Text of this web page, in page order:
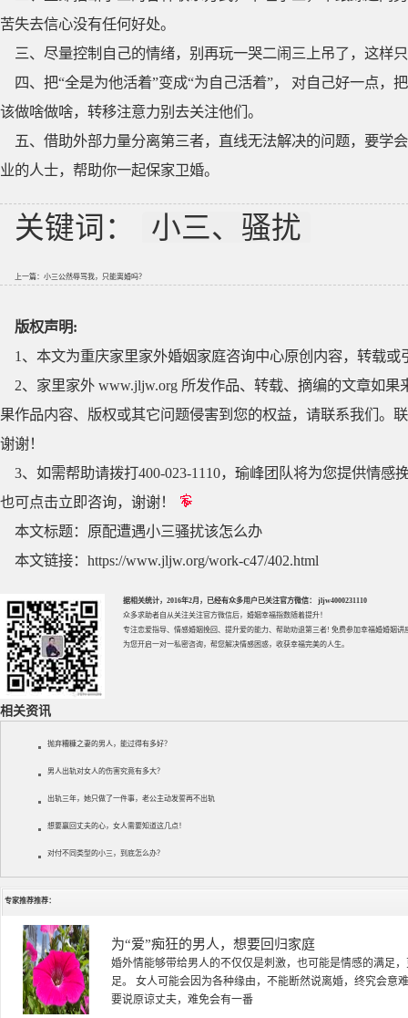
苦失去信心没有任何好处。
三、尽量控制自己的情绪，别再玩一哭二闹三上吊了，这样
四、把“全是为他活着”变成“为自己活着”， 对自己好一点
该做啥做啥，转移注意力别去关注他们。
五、借助外部力量分离第三者，直线无法解决的问题，要学
业的人士，帮助你一起保家卫婚。
关键词： 小三、骚扰
上一篇： 小三公然辱骂我，只能离婚吗？
版权声明:
1、本文为重庆家里家外婚姻家庭咨询中心原创内容，转载
2、家里家外 www.jljw.org 所发作品、转载、摘编的文章如
果作品内容、版权或其它问题侵害到您的权益，请联系我们。
谢谢！
3、如需帮助请拨打400-023-1110，瑜峰团队将为您提供情
也可点击立即咨询，谢谢！
本文标题： 原配遭遇小三骚扰该怎么办
本文链接： https://www.jljw.org/work-c47/402.html
据相关统计，2016年2月，已经有众多用户已关注官方微信： jljw4000231110
众多求助者自从关注关注官方微信后，婚姻幸福指数随着提升！
专注恋爱指导、 情感婚姻挽回 、提升爱的能力、帮助劝退第三者! 免费参加幸福婚婚姻讲
为您开启一对一私密咨询，帮您解决情感困惑，收获幸福完美的人生。
相关资讯
抛弃糟糠之妻的男人，能过得有多好？
男人出轨对女人的伤害究竟有多大？
出轨三年，她只做了一件事，老公主动发誓再不出轨
想要赢回丈夫的心，女人需要知道这几点！
对付不同类型的小三，到底怎么办？
专家推荐推荐：
徐珞棋
徐珞棋，婚姻家庭咨询师，毕业于重庆师范大学心理学专业
多年，对婚姻情感分析、恋爱择偶、夫妻关系，情感挽回、
千小时，积累了丰富的咨